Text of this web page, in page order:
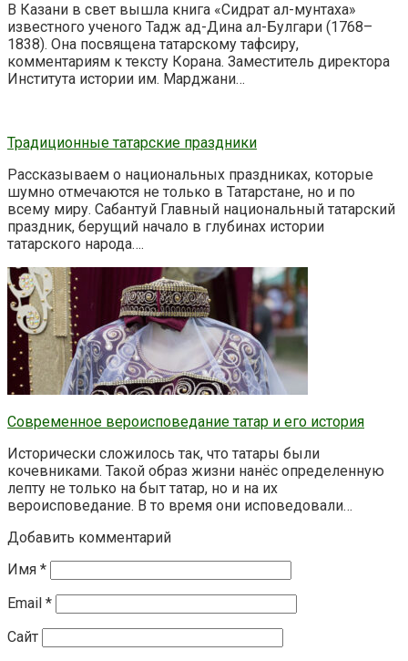
В Казани в свет вышла книга «Сидрат ал-мунтаха»
известного ученого Тадж ад-Дина ал-Булгари (1768–
1838). Она посвящена татарскому тафсиру,
комментариям к тексту Корана. Заместитель директора
Института истории им. Марджани…
Традиционные татарские праздники
Рассказываем о национальных праздниках, которые
шумно отмечаются не только в Татарстане, но и по
всему миру. Сабантуй Главный национальный татарский
праздник, берущий начало в глубинах истории
татарского народа….
Современное вероисповедание татар и его история
Исторически сложилось так, что татары были
кочевниками. Такой образ жизни нанёс определенную
лепту не только на быт татар, но и на их
вероисповедание. В то время они исповедовали…
Добавить комментарий
Имя *
Email *
Сайт